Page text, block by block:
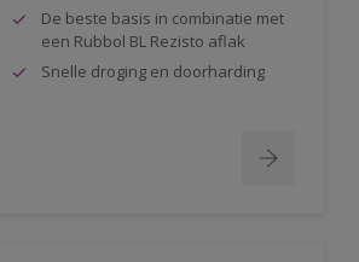
De beste basis in combinatie met
een Rubbol BL Rezisto aflak
Snelle droging en doorharding